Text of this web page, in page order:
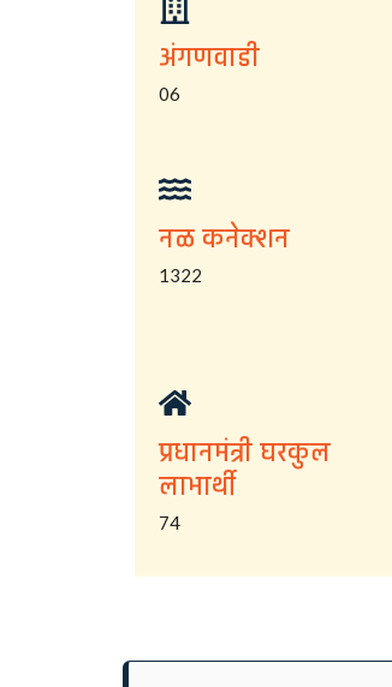
अंगणवाडी
06
नळ कनेक्शन
1322
प्रधानमंत्री घरकुल
लाभार्थी
74